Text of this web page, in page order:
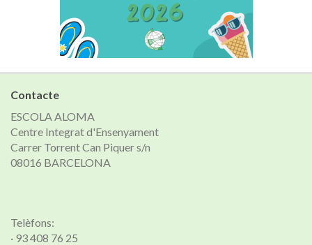
Contacte
ESCOLA ALOMA
Centre Integrat d'Ensenyament
Carrer Torrent Can Piquer s/n
08016 BARCELONA
Telèfons:
· 93 408 76 25